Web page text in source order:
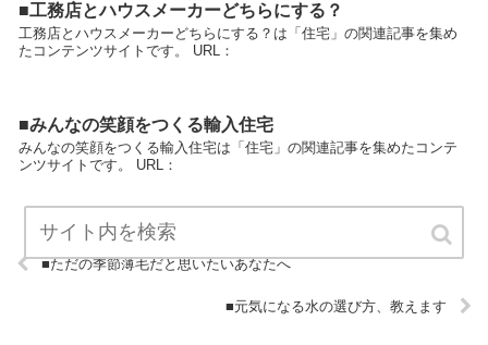
■工務店とハウスメーカーどちらにする？
工務店とハウスメーカーどちらにする？は「住宅」の関連記事を集め
たコンテンツサイトです。 URL：
■みんなの笑顔をつくる輸入住宅
みんなの笑顔をつくる輸入住宅は「住宅」の関連記事を集めたコンテ
ンツサイトです。 URL：
■ただの季節薄毛だと思いたいあなたへ
■元気になる水の選び方、教えます